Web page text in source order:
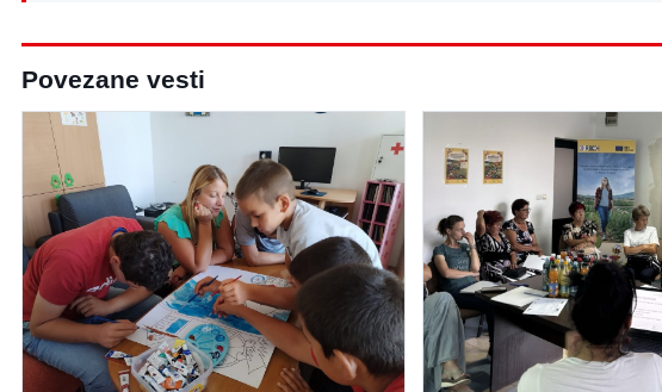
Povezane vesti